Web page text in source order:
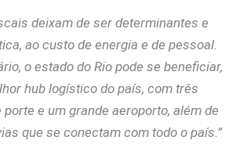
deixam de ser determinantes e
ao custo de energia e de pessoal.
o estado do Rio pode se beneficiar,
hub logístico do país, com três
e um grande aeroporto, além de
que se conectam com todo o país.”